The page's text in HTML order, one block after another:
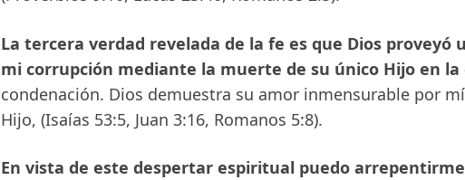
La tercera verdad revelada de la fe es que Dios
mi corrupción mediante la muerte de su único Hijo en la
condenación. Dios demuestra su amor inmensurable por
Hijo, (Isaías 53:5, Juan 3:16, Romanos 5:8).
En vista de este despertar espiritual puedo